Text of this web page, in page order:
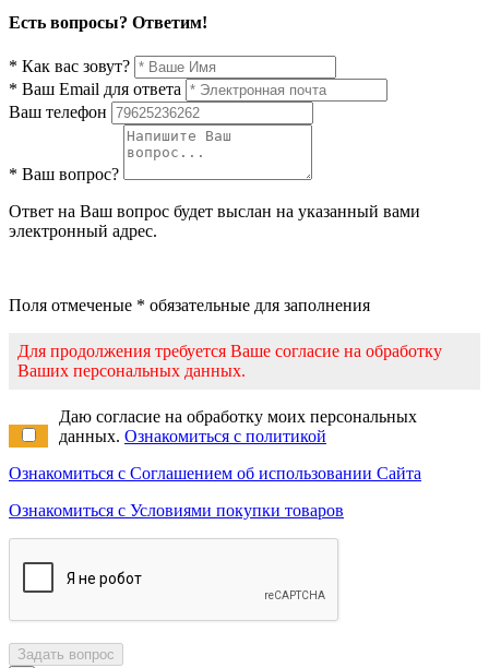
Есть вопросы? Ответим!
* Как вас зовут?
* Ваш Email для ответа
Ваш телефон
* Ваш вопрос?
Ответ на Ваш вопрос будет выслан на указанный вами
электронный адрес.
Поля отмеченые * обязательные для заполнения
Для продолжения требуется Ваше согласие на обработку
Ваших персональных данных.
Даю согласие на обработку моих персональных
данных. Ознакомиться с политикой
Ознакомиться с Соглашением об использовании Сайта
Ознакомиться с Условиями покупки товаров
Задать вопрос